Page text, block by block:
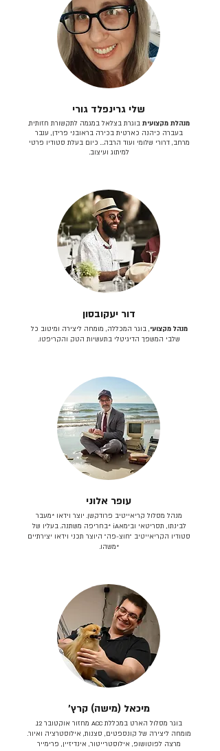
שלי גרינפלד גורי
מנהלת מקצועית בוגרת בצלאל במגמה לתקשורת חזותית.
בעברה כיהנה כארטית בכירה בראובני פרידן, ענבר
מרחב, דרורי שלומי ועוד הרבה… כיום בעלת סטודיו פרטי
למיתוג ועיצוב.
דור יעקובסון
מנהל מקצועי, בוגר המכללה, מומחה ליצירה ומיטוב כל
שלבי המשפך הדיגיטלי בתעשיות הטק והקריפטו.
עופר אלוני
מנהל מסלול קריאייטיב פרודקשן. יוצר וידאו *מעבר
לבינתו, תסריטאי וב​ימאiA‎ *בחריפה משתנה. בעליו של
סטודיו הקריאייטיב ״חוצ-פה״ היוצר תכני וידאו יצירתיים
*משהו.
מיכאל (מישה) קרץ׳
בוגר מסלול הארט במכללת ACC מחזור אוקטובר 12.
מומחה ליצירה של קונספטים, סצנות, אילוסטרציה ואיור.
מרצה לפוטושופ, אילוסטרייטור, אינדיזיין, פרימייר